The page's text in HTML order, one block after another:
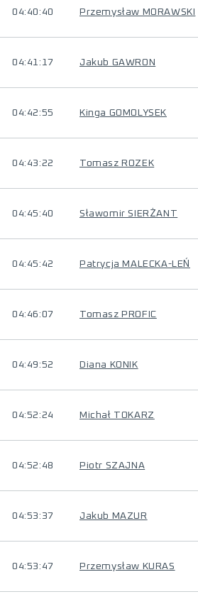
04:40:40 Przemysław MORAWSKI
04:41:17 Jakub GAWRON
04:42:55 Kinga GOMOLYSEK
04:43:22 Tomasz ROZEK
04:45:40 Sławomir SIERŻANT
04:45:42 Patrycja MALECKA-LEŃ
04:46:07 Tomasz PROFIC
04:49:52 Diana KONIK
04:52:24 Michał TOKARZ
04:52:48 Piotr SZAJNA
04:53:37 Jakub MAZUR
04:53:47 Przemysław KURAS